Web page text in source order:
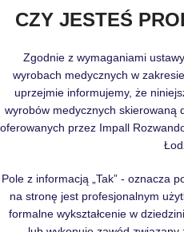
CZY JESTEŚ
Zgodnie z wymaganiami
wyrobach medycznych w
uprzejmie informujemy, że
wyrobów medycznych skierowaną
oferowanych przez Impall
Pole z informacją „Tak” - oznacza
na stronę jest profesjonalnym
formalne wykształcenie w